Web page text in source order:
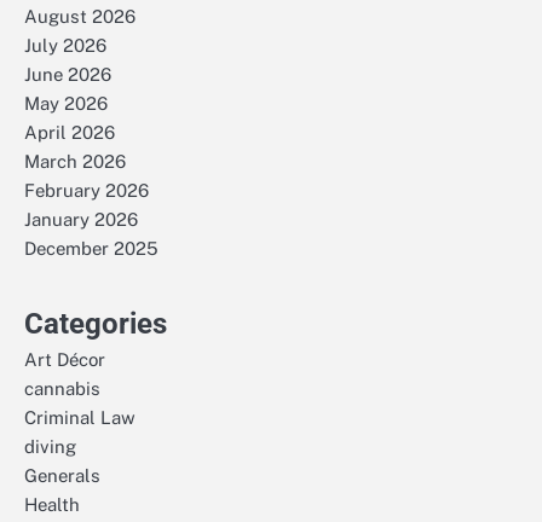
August 2026
July 2026
June 2026
May 2026
April 2026
March 2026
February 2026
January 2026
December 2025
Categories
Art Décor
cannabis
Criminal Law
diving
Generals
Health